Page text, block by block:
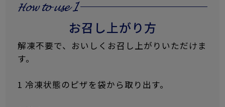
お召し上がり方
解凍不要で、おいしくお召し上がりいただけま
す。
1 冷凍状態のピザを袋から取り出す。